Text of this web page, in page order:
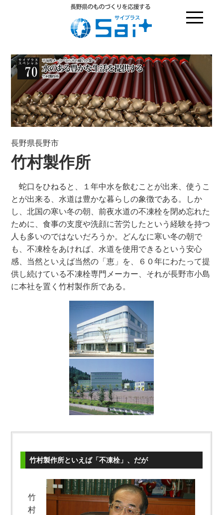
長野県長野市
竹村製作所
蛇口をひねると、１年中水を飲むことが出来、使うこ
とが出来る、水道は豊かな暮らしの象徴である。しか
し、北国の寒い冬の朝、前夜水道の不凍栓を閉め忘れた
ために、食事の支度や洗顔に苦労したという経験を持つ
人も多いのではないだろうか。どんなに寒い冬の朝で
も、不凍栓をあければ、水道を使用できるという安心
感、当然といえば当然の「恵」を、６０年にわたって提
供し続けている不凍栓専門メーカー、それが長野市小島
に本社を置く竹村製作所である。
竹村製作所といえば「不凍栓」、だが
竹
村